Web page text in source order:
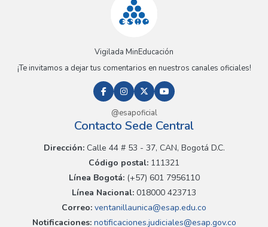
Vigilada MinEducación
¡Te invitamos a dejar tus comentarios en nuestros canales oficiales!
@esapoficial
Contacto Sede Central
Dirección:Calle 44 # 53 - 37, CAN, Bogotá D.C.
Código postal: 111321
Línea Bogotá:(+57) 601 7956110
Línea Nacional: 018000 423713
Correo: ventanillaunica@esap.edu.co
Notificaciones:notificaciones.judiciales@esap.gov.co